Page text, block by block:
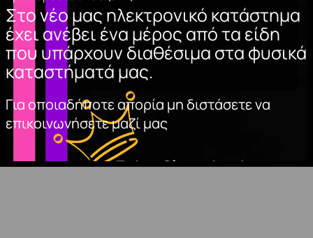
Στο νέο μας ηλεκτρονικό κατάστημα
έχει ανέβει ένα μέρος από τα είδη
που υπάρχουν διαθέσιμα στα φυσικά
καταστήματά μας.
Για οποιαδήποτε απορία μη διστάσετε να
επικοινωνήσετε μαζί μας
Lattafa Yara Moi
Concentrated
Perfume Oil 20ml
ΠΡΟΣΘΉΚΗ
ΣΤΟ ΚΑΛΆΘΙ
Lattafa Yara
Concentrated